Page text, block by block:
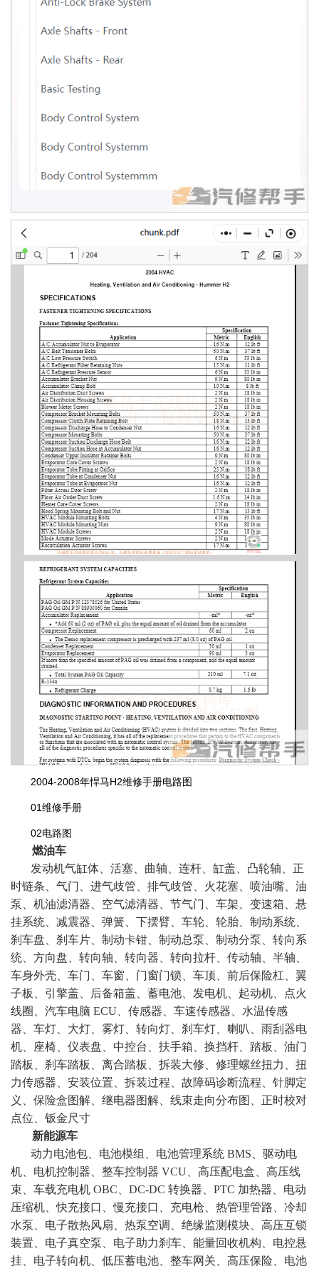
2004-2008年悍马H2维修手册电路图
01维修手册
02电路图
燃油车
发动机气缸体、活塞、曲轴、连杆、缸盖、凸轮轴、正
时链条、气门、进气歧管、排气歧管、火花塞、喷油嘴、油
泵、机油滤清器、空气滤清器、节气门、车架、变速箱、悬
挂系统、减震器、弹簧、下摆臂、车轮、轮胎、制动系统、
刹车盘、刹车片、制动卡钳、制动总泵、制动分泵、转向系
统、方向盘、转向轴、转向器、转向拉杆、传动轴、半轴、
车身外壳、车门、车窗、门窗门锁、车顶、前后保险杠、翼
子板、引擎盖、后备箱盖、蓄电池、发电机、起动机、点火
线圈、汽车电脑 ECU、传感器、车速传感器、水温传感
器、车灯、大灯、雾灯、转向灯、刹车灯、喇叭、雨刮器电
机、座椅、仪表盘、中控台、扶手箱、换挡杆、踏板、油门
踏板、刹车踏板、离合踏板、拆装大修、修理螺丝扭力、扭
力传感器、安装位置、拆装过程、故障码诊断流程、针脚定
义、保险盒图解、继电器图解、线束走向分布图、正时校对
点位、钣金尺寸
新能源车
动力电池包、电池模组、电池管理系统 BMS、驱动电
机、电机控制器、整车控制器 VCU、高压配电盒、高压线
束、车载充电机 OBC、DC-DC 转换器、PTC 加热器、电动
压缩机、快充接口、慢充接口、充电枪、热管理管路、冷却
水泵、电子散热风扇、热泵空调、绝缘监测模块、高压互锁
装置、电子真空泵、电子助力刹车、能量回收机构、电控悬
挂、电子转向机、低压蓄电池、整车网关、高压保险、电池